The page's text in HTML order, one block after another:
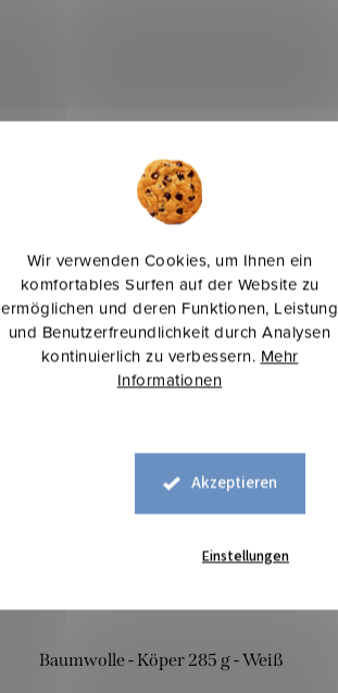
Wir verwenden Cookies, um Ihnen ein
komfortables Surfen auf der Website zu
ermöglichen und deren Funktionen, Leistung
und Benutzerfreundlichkeit durch Analysen
kontinuierlich zu verbessern. Mehr
Informationen
Akzeptieren
Einstellungen
Mehr für weniger
Baumwolle - Köper 285 g - Weiß